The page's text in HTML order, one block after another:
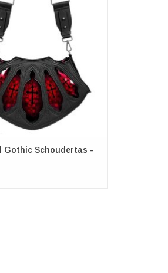
(hxbxd) ca. 21cm x 35cm x
AAN WINKELWAGEN
Gothic Schoudertas -